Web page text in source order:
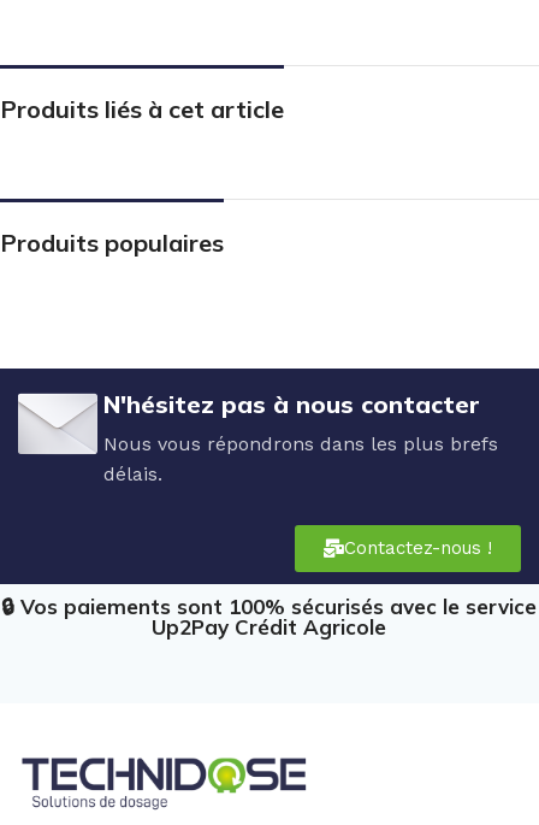
Produits liés à cet article
Produits populaires
N'hésitez pas à nous contacter
Nous vous répondrons dans les plus brefs
délais.
Contactez-nous !
🔒 Vos paiements sont 100% sécurisés avec le service
Up2Pay Crédit Agricole